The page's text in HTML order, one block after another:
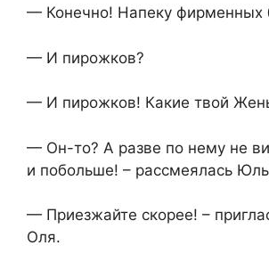
— Конечно! Напеку фирменных
— И пирожков?
— И пирожков! Какие твой
— Он-то? А разве по нему не
и побольше! – рассмеялась
— Приезжайте скорее! –
Оля.